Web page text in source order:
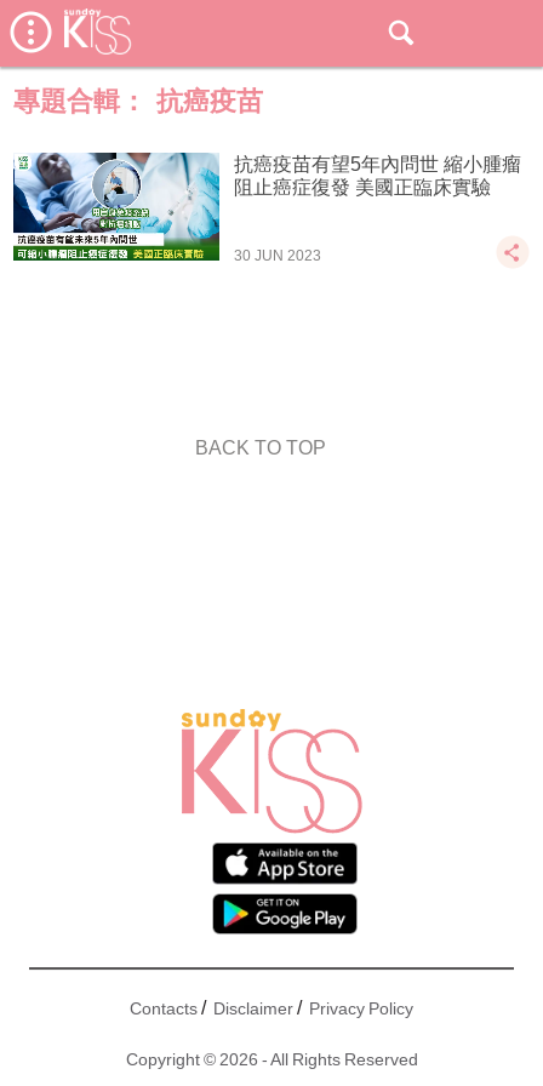
專題合輯： 抗癌疫苗
抗癌疫苗有望5年內問世 縮小腫瘤
阻止癌症復發 美國正臨床實驗
30 JUN 2023
BACK TO TOP
Contacts/ Disclaimer/ Privacy Policy
Copyright © 2026 - All Rights Reserved